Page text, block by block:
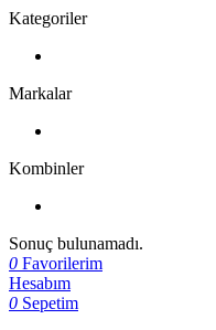
Kategoriler
Markalar
Kombinler
Sonuç bulunamadı.
0 Favorilerim
Hesabım
0 Sepetim